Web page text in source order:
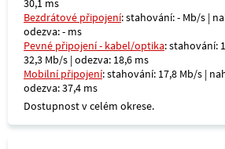
30,1 ms
Bezdrátové připojení: stahování: - Mb/s |
odezva: - ms
Pevné připojení - kabel/optika: stahování:
32,3 Mb/s | odezva: 18,6 ms
Mobilní připojení: stahování: 17,8 Mb/s |
odezva: 37,4 ms
Dostupnost v celém okrese.